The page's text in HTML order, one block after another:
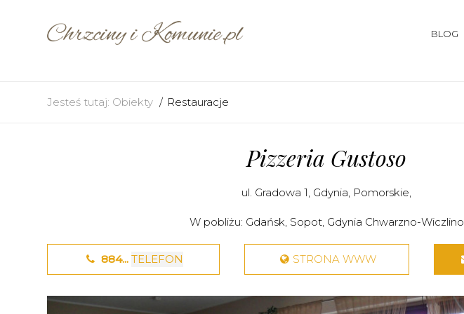
BLOG
Jesteś tutaj: Obiekty Restauracje
Pizzeria Gustoso
ul. Gradowa 1, Gdynia, Pomorskie,
W pobliżu: Gdańsk, Sopot, Gdynia Chwarzno-Wiczlino
884...TELEFON STRONA WWW